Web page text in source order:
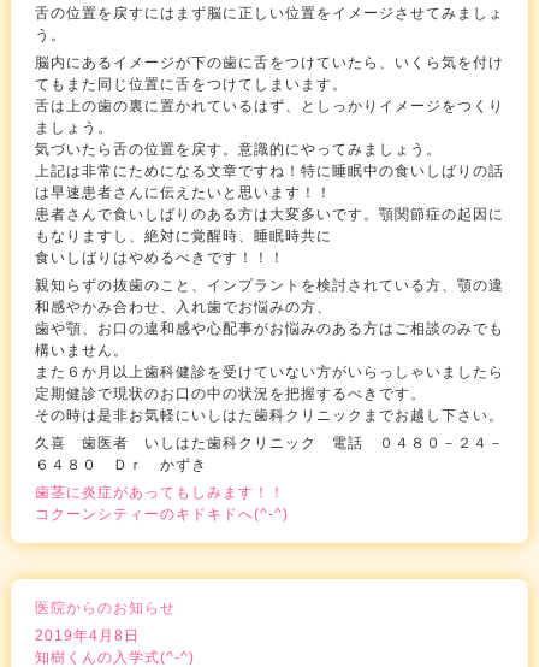
舌の位置を戻すにはまず脳に正しい位置をイメージさせてみましょ
う。
脳内にあるイメージが下の歯に舌をつけていたら、いくら気を付け
てもまた同じ位置に舌をつけてしまいます。
舌は上の歯の裏に置かれているはず、としっかりイメージをつくり
ましょう。
気づいたら舌の位置を戻す。意識的にやってみましょう。
上記は非常にためになる文章ですね！特に睡眠中の食いしばりの話
は早速患者さんに伝えたいと思います！！
患者さんで食いしばりのある方は大変多いです。顎関節症の起因に
もなりますし、絶対に覚醒時、睡眠時共に
食いしばりはやめるべきです！！！
親知らずの抜歯のこと、インプラントを検討されている方、顎の違
和感やかみ合わせ、入れ歯でお悩みの方、
歯や顎、お口の違和感や心配事がお悩みのある方はご相談のみでも
構いません。
また６か月以上歯科健診を受けていない方がいらっしゃいましたら
定期健診で現状のお口の中の状況を把握するべきです。
その時は是非お気軽にいしはた歯科クリニックまでお越し下さい。
久喜 歯医者 いしはた歯科クリニック 電話 ０４８０－２４－
６４８０ Ｄｒ かずき
歯茎に炎症があってもしみます！！
コクーンシティーのキドキドへ(^-^)
医院からのお知らせ
2019年4月8日
知樹くんの入学式(^-^)